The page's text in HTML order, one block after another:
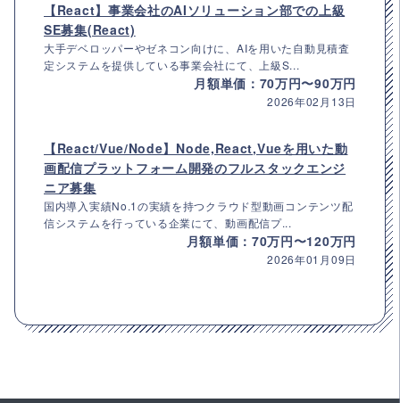
【React】事業会社のAIソリューション部での上級
SE募集(React)
大手デベロッパーやゼネコン向けに、AIを用いた自動見積査
定システムを提供している事業会社にて、上級S...
月額単価：70万円〜90万円
2026年02月13日
【React/Vue/Node】Node,React,Vueを用いた動
画配信プラットフォーム開発のフルスタックエンジ
ニア募集
国内導入実績No.1の実績を持つクラウド型動画コンテンツ配
信システムを行っている企業にて、動画配信プ...
月額単価：70万円〜120万円
2026年01月09日